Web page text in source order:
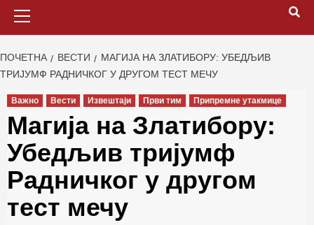
ПОЧЕТНА ВЕСТИ
МАГИЈА НА ЗЛАТИБОРУ: УБЕДЉИВ
ТРИЈУМФ РАДНИЧКОГ У ДРУГОМ ТЕСТ МЕЧУ
Важно Вести Извештаји Први тим Припремне утакмице
Магија на Златибору:
Убедљив тријумф
Радничког у другом
тест мечу